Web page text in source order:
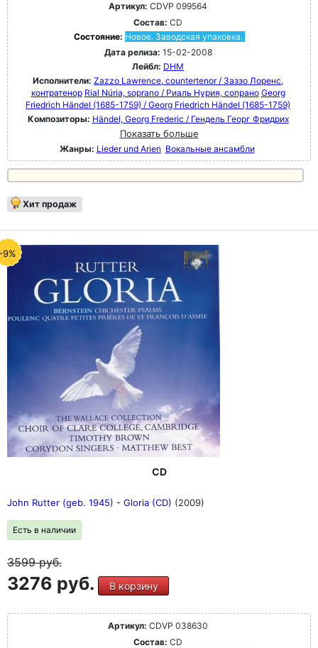
Артикул: CDVP 099564
Состав: CD
Состояние: Новое. Заводская упаковка.
Дата релиза: 15-02-2008
Лейбл: DHM
Исполнители: Zazzo Lawrence, countertenor / Заззо Лоренс,
контратенор Rial Núria, soprano / Риаль Нурия, сопрано Georg
Friedrich Händel (1685-1759) / Georg Friedrich Händel (1685-1759)
Композиторы: Händel, Georg Frederic / Гендель Георг Фридрих
Показать больше
Жанры: Lieder und Arien Вокальные ансамбли
Хит продаж
9%
CD
John Rutter (geb. 1945) - Gloria (CD) (2009)
Есть в наличии
3599руб.
3276 руб. В корзину
Артикул: CDVP 038630
Состав: CD